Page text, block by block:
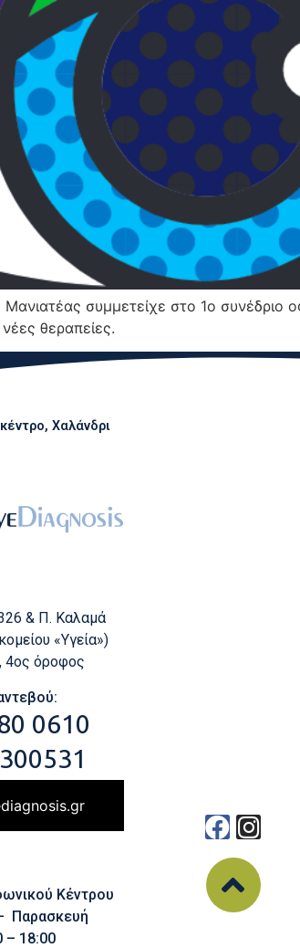
συμμετείχε στο 1ο συνέδριο
θεραπείες.
Χαλάνδρι
& Π. Καλαμά
«Υγεία»)
4ος όροφος
0610
Κέντρου
Παρασκευή
– 18:00